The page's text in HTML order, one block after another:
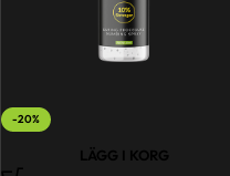
-20%
LÄGG I KORG